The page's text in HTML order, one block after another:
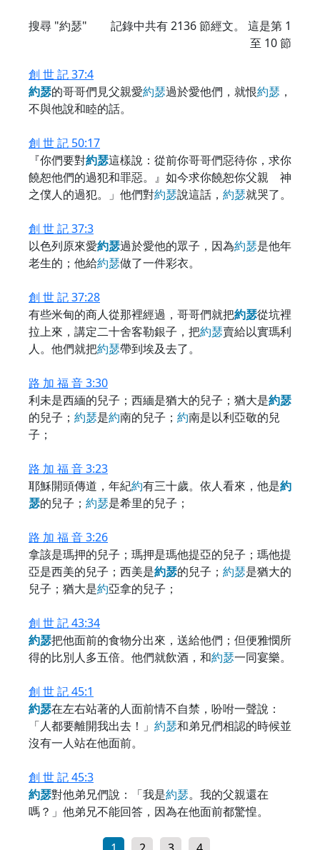
搜尋 "約瑟" 記錄中共有2136節經文。 這是第 1
至 10 節
創 世 記 37:4
約瑟的哥哥們見父親愛約瑟過於愛他們，就恨約瑟 ，
不與他說和睦的話。
創 世 記 50:17
『你們要對約瑟這樣說：從前你哥哥們惡待你，求你
饒恕他們的過犯和罪惡。』如今求你饒恕你父親 神
之僕人的過犯。」他們對約瑟說這話， 約瑟就哭了。
創 世 記 37:3
以色列原來愛約瑟過於愛他的眾子，因為約瑟是他年
老生的；他給約瑟做了一件彩衣。
創 世 記 37:28
有些米甸的商人從那裡經過，哥哥們就把約瑟從坑裡
拉上來，講定二十舍客勒銀子，把約瑟賣給以實瑪利
人。他們就把約瑟帶到埃及去了。
路 加 福 音 3:30
利未是西緬的兒子；西緬是猶大的兒子；猶大是約瑟
的兒子； 約瑟是約南的兒子； 約南是以利亞敬的兒
子；
路 加 福 音 3:23
耶穌開頭傳道，年紀約有三十歲。依人看來，他是約
瑟的兒子； 約瑟是希里的兒子；
路 加 福 音 3:26
拿該是瑪押的兒子；瑪押是瑪他提亞的兒子；瑪他提
亞是西美的兒子；西美是約瑟的兒子； 約瑟是猶大的
兒子；猶大是約亞拿的兒子；
創 世 記 43:34
約瑟把他面前的食物分出來，送給他們；但便雅憫所
得的比別人多五倍。他們就飲酒，和約瑟一同宴樂。
創 世 記 45:1
約瑟在左右站著的人面前情不自禁，吩咐一聲說：
「人都要離開我出去！」 約瑟和弟兄們相認的時候並
沒有一人站在他面前。
創 世 記 45:3
約瑟對他弟兄們說：「我是約瑟。我的父親還在
嗎？」他弟兄不能回答，因為在他面前都驚惶。